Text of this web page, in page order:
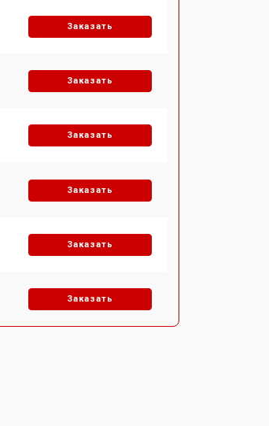
Заказать
Заказать
Заказать
Заказать
Заказать
Заказать